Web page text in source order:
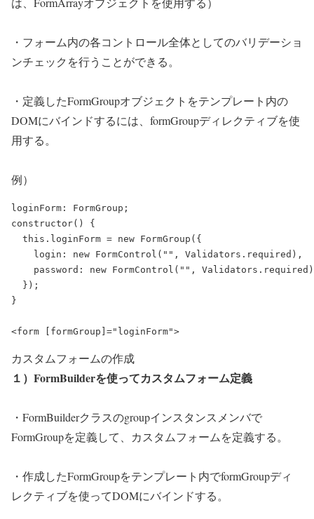
・フォーム内の各コントロール全体としてのバリデーショ
ンチェックを行うことができる。
・定義したFormGroupオブジェクトをテンプレート内の
DOMにバインドするには、formGroupディレクティブを使
用する。
例）
loginForm: FormGroup;
constructor() {
  this.loginForm = new FormGroup({
    login: new FormControl("", Validators.required),
    password: new FormControl("", Validators.required)
  });
}
カスタムフォームの作成
１）FormBuilderを使ってカスタムフォーム定義
・FormBuilderクラスのgroupインスタンスメンバで
FormGroupを定義して、カスタムフォームを定義する。
・作成したFormGroupをテンプレート内でformGroupディ
レクティブを使ってDOMにバインドする。